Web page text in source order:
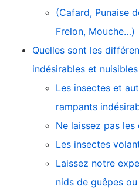
(Cafard, Punaise
Frelon, Mouche…)
Quelles sont les
indésirables et
Les insectes et
rampants
Ne laissez pas
Les insectes
Laissez notre
nids de guêpes